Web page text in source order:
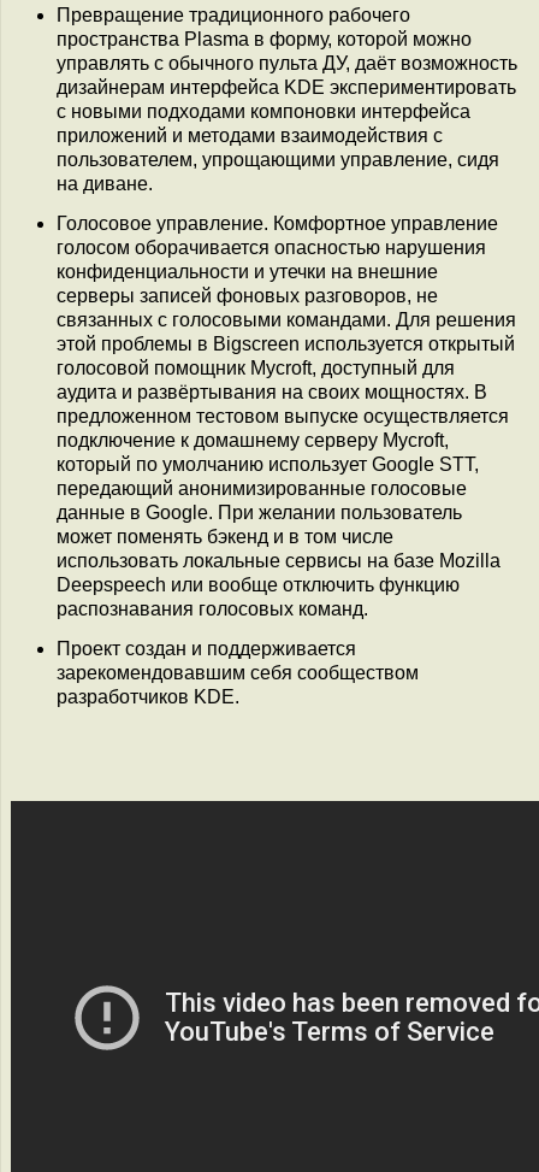
Превращение традиционного рабочего
пространства Plasma в форму, которой можно
управлять с обычного пульта ДУ, даёт возможность
дизайнерам интерфейса KDE экспериментировать
с новыми подходами компоновки интерфейса
приложений и методами взаимодействия с
пользователем, упрощающими управление, сидя
на диване.
Голосовое управление. Комфортное управление
голосом оборачивается опасностью нарушения
конфиденциальности и утечки на внешние
серверы записей фоновых разговоров, не
связанных с голосовыми командами. Для решения
этой проблемы в Bigscreen используется открытый
голосовой помощник Mycroft, доступный для
аудита и развёртывания на своих мощностях. В
предложенном тестовом выпуске осуществляется
подключение к домашнему серверу Mycroft,
который по умолчанию использует Google STT,
передающий анонимизированные голосовые
данные в Google. При желании пользователь
может поменять бэкенд и в том числе
использовать локальные сервисы на базе Mozilla
Deepspeech или вообще отключить функцию
распознавания голосовых команд.
Проект создан и поддерживается
зарекомендовавшим себя сообществом
разработчиков KDE.